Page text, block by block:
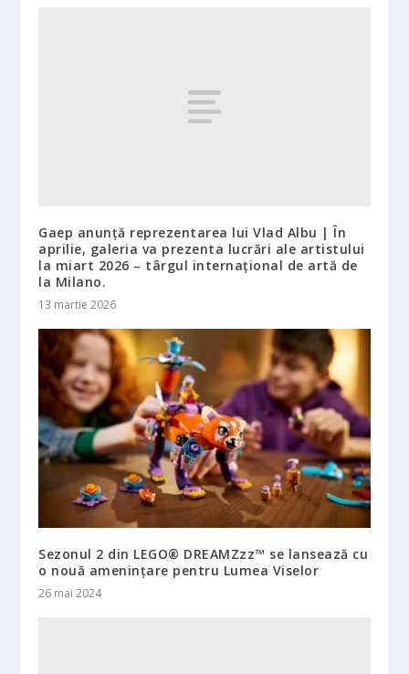
Gaep anunță reprezentarea lui Vlad Albu | În
aprilie, galeria va prezenta lucrări ale artistului
la miart 2026 – târgul internațional de artă de
la Milano.
13 martie 2026
Sezonul 2 din LEGO® DREAMZzz™ se lansează cu
o nouă amenințare pentru Lumea Viselor
26 mai 2024